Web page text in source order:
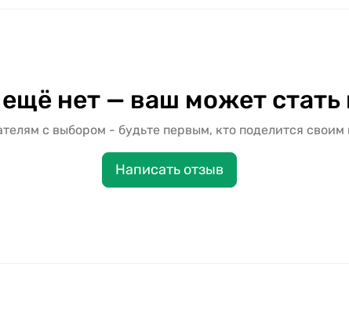
нет — ваш может
с выбором - будьте первым, кто поделится
Написать отзыв